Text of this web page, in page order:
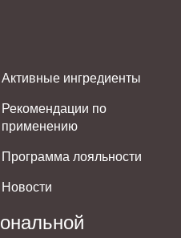
Активные ингредиенты
Рекомендации по
применению
Программа лояльности
Новости